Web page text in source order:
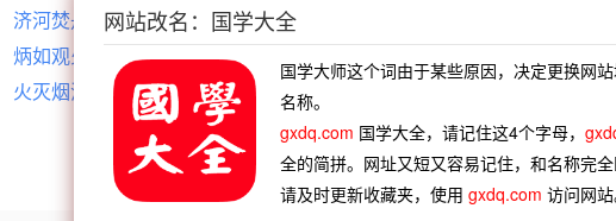
济河焚舟 破釜焚舟 夜壑藏舟
炳如观火 水盛胜火 飞蛾扑火
火灭烟消 火德星君 火失参元 火传穷薪
网站改名：国学大全
国学大师这个词由于某些原因，决定更换网
名称。
gxdq.com 国学大全，请记住这4个字母，
全的简拼。网址又短又容易记住，和名称完全
请及时更新收藏夹，使用 gxdq.com 访问网站